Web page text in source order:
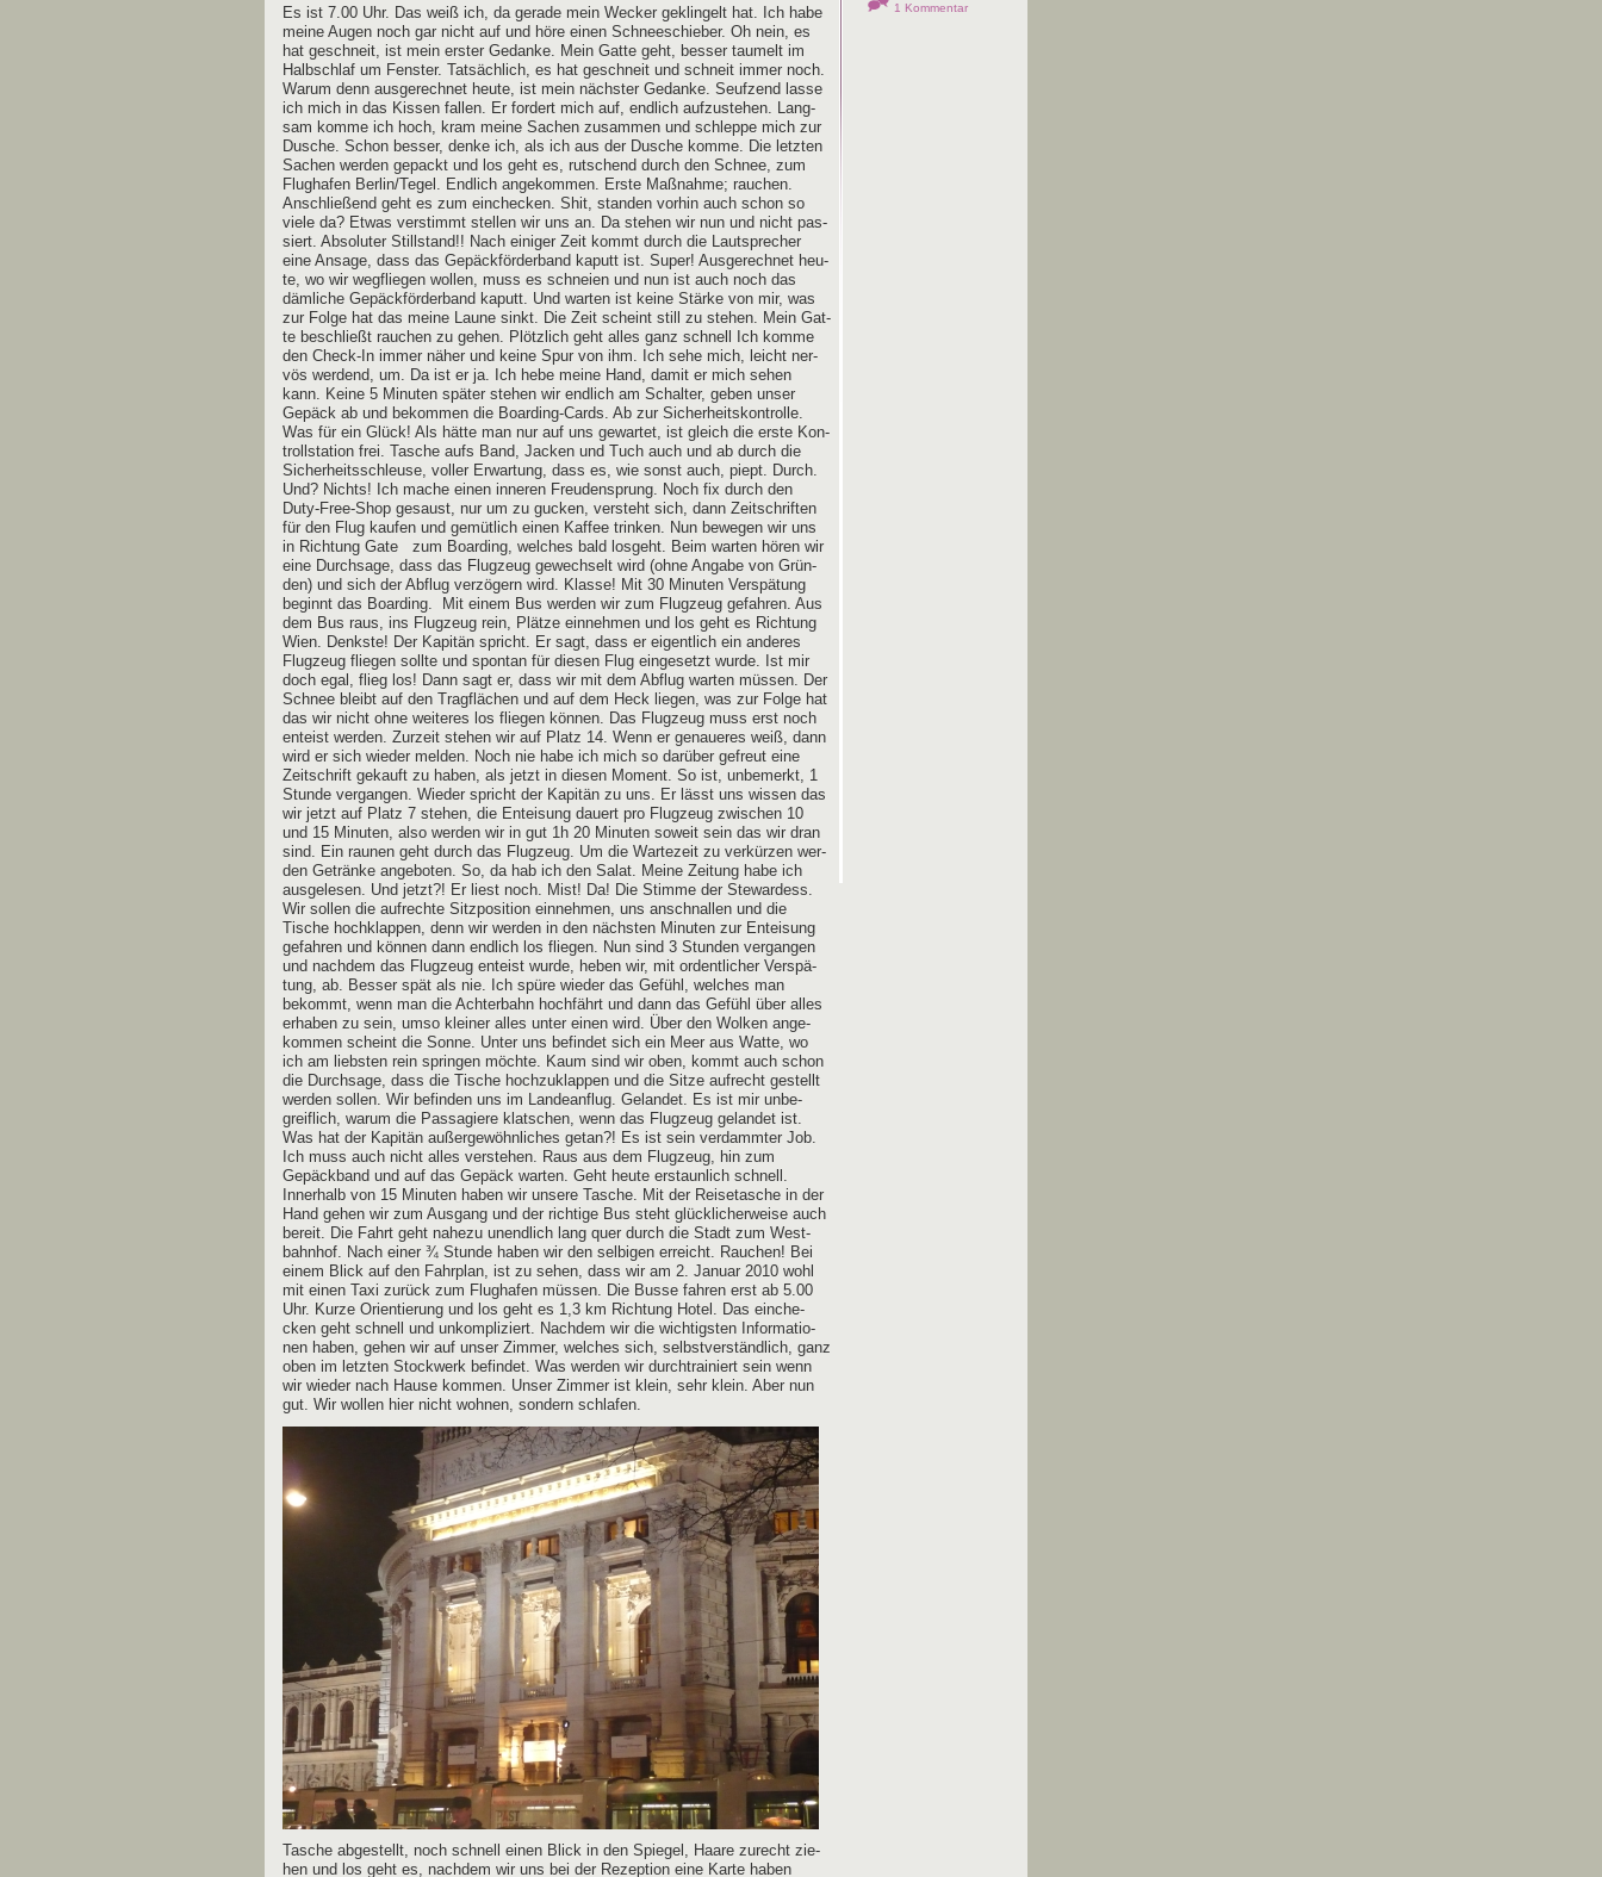
1 Kommentar
Es ist 7.00 Uhr. Das weiß ich, da gera­de mein Wecker geklin­gelt hat. Ich habe
mei­ne Augen noch gar nicht auf und höre einen Schnee­schie­ber. Oh nein, es
hat geschneit, ist mein ers­ter Gedan­ke. Mein Gat­te geht, bes­ser tau­melt im
Halb­schlaf um Fens­ter. Tat­säch­lich, es hat geschneit und schneit immer noch.
War­um denn aus­ge­rech­net heu­te, ist mein nächs­ter Gedan­ke. Seuf­zend las­se
ich mich in das Kis­sen fal­len. Er for­dert mich auf, end­lich auf­zu­ste­hen. Lang­
sam kom­me ich hoch, kram mei­ne Sachen zusam­men und schlep­pe mich zur
Dusche. Schon bes­ser, den­ke ich, als ich aus der Dusche kom­me. Die letz­ten
Sachen wer­den gepackt und los geht es, rut­schend durch den Schnee, zum
Flug­ha­fen Berlin/Tegel. End­lich ange­kom­men. Ers­te Maß­nah­me; rau­chen.
Anschlie­ßend geht es zum ein­che­cken. Shit, stan­den vor­hin auch schon so
vie­le da? Etwas ver­stimmt stel­len wir uns an. Da ste­hen wir nun und nicht pas­
siert. Abso­lu­ter Still­stand!! Nach eini­ger Zeit kommt durch die Laut­spre­cher
eine Ansa­ge, dass das Gepäck­för­der­band kaputt ist. Super! Aus­ge­rech­net heu­
te, wo wir weg­flie­gen wol­len, muss es schnei­en und nun ist auch noch das
däm­li­che Gepäck­för­der­band kaputt. Und war­ten ist kei­ne Stär­ke von mir, was
zur Fol­ge hat das mei­ne Lau­ne sinkt. Die Zeit scheint still zu ste­hen. Mein Gat­
te beschließt rau­chen zu gehen. Plötz­lich geht alles ganz schnell Ich kom­me
den Check-In immer näher und kei­ne Spur von ihm. Ich sehe mich, leicht ner­
vös wer­dend, um. Da ist er ja. Ich hebe mei­ne Hand, damit er mich sehen
kann. Kei­ne 5 Minu­ten spä­ter ste­hen wir end­lich am Schal­ter, geben unser
Gepäck ab und bekom­men die Boar­ding-Cards. Ab zur Sicher­heits­kon­trol­le.
Was für ein Glück! Als hät­te man nur auf uns gewar­tet, ist gleich die ers­te Kon­
troll­sta­ti­on frei. Tasche aufs Band, Jacken und Tuch auch und ab durch die
Sicher­heits­schleu­se, vol­ler Erwar­tung, dass es, wie sonst auch, piept. Durch.
Und? Nichts! Ich mache einen inne­ren Freu­den­sprung. Noch fix durch den
Duty-Free-Shop gesaust, nur um zu gucken, ver­steht sich, dann Zeit­schrif­ten
für den Flug kau­fen und gemüt­lich einen Kaf­fee trin­ken. Nun bewe­gen wir uns
in Rich­tung Gate zum Boar­ding, wel­ches bald los­geht. Beim war­ten hören wir
eine Durch­sa­ge, dass das Flug­zeug gewech­selt wird (ohne Anga­be von Grün­
den) und sich der Abflug ver­zö­gern wird. Klas­se! Mit 30 Minu­ten Ver­spä­tung
beginnt das Boar­ding. Mit einem Bus wer­den wir zum Flug­zeug gefah­ren. Aus
dem Bus raus, ins Flug­zeug rein, Plät­ze ein­neh­men und los geht es Rich­tung
Wien. Denks­te! Der Kapi­tän spricht. Er sagt, dass er eigent­lich ein ande­res
Flug­zeug flie­gen soll­te und spon­tan für die­sen Flug ein­ge­setzt wur­de. Ist mir
doch egal, flieg los! Dann sagt er, dass wir mit dem Abflug war­ten müs­sen. Der
Schnee bleibt auf den Trag­flä­chen und auf dem Heck lie­gen, was zur Fol­ge hat
das wir nicht ohne wei­te­res los flie­gen kön­nen. Das Flug­zeug muss erst noch
ent­eist wer­den. Zur­zeit ste­hen wir auf Platz 14. Wenn er genaue­res weiß, dann
wird er sich wie­der mel­den. Noch nie habe ich mich so dar­über gefreut eine
Zeit­schrift gekauft zu haben, als jetzt in die­sen Moment. So ist, unbe­merkt, 1
Stun­de ver­gan­gen. Wie­der spricht der Kapi­tän zu uns. Er lässt uns wis­sen das
wir jetzt auf Platz 7 ste­hen, die Ent­ei­sung dau­ert pro Flug­zeug zwi­schen 10
und 15 Minu­ten, also wer­den wir in gut 1h 20 Minu­ten soweit sein das wir dran
sind. Ein rau­nen geht durch das Flug­zeug. Um die War­te­zeit zu ver­kür­zen wer­
den Geträn­ke ange­bo­ten. So, da hab ich den Salat. Mei­ne Zei­tung habe ich
aus­ge­le­sen. Und jetzt?! Er liest noch. Mist! Da! Die Stim­me der Ste­war­dess.
Wir sol­len die auf­rech­te Sitz­po­si­ti­on ein­neh­men, uns anschnal­len und die
Tische hoch­klap­pen, denn wir wer­den in den nächs­ten Minu­ten zur Ent­ei­sung
gefah­ren und kön­nen dann end­lich los flie­gen. Nun sind 3 Stun­den ver­gan­gen
und nach­dem das Flug­zeug ent­eist wur­de, heben wir, mit ordent­li­cher Ver­spä­
tung, ab. Bes­ser spät als nie. Ich spü­re wie­der das Gefühl, wel­ches man
bekommt, wenn man die Ach­ter­bahn hoch­fährt und dann das Gefühl über alles
erha­ben zu sein, umso klei­ner alles unter einen wird. Über den Wol­ken ange­
kom­men scheint die Son­ne. Unter uns befin­det sich ein Meer aus Wat­te, wo
ich am liebs­ten rein sprin­gen möch­te. Kaum sind wir oben, kommt auch schon
die Durch­sa­ge, dass die Tische hoch­zu­klap­pen und die Sit­ze auf­recht gestellt
wer­den sol­len. Wir befin­den uns im Lan­de­an­flug. Gelan­det. Es ist mir unbe­
greif­lich, war­um die Pas­sa­gie­re klat­schen, wenn das Flug­zeug gelan­det ist.
Was hat der Kapi­tän außer­ge­wöhn­li­ches getan?! Es ist sein ver­damm­ter Job.
Ich muss auch nicht alles ver­ste­hen. Raus aus dem Flug­zeug, hin zum
Gepäck­band und auf das Gepäck war­ten. Geht heu­te erstaun­lich schnell.
Inner­halb von 15 Minu­ten haben wir unse­re Tasche. Mit der Rei­se­ta­sche in der
Hand gehen wir zum Aus­gang und der rich­ti­ge Bus steht glück­li­cher­wei­se auch
bereit. Die Fahrt geht nahe­zu unend­lich lang quer durch die Stadt zum West­
bahn­hof. Nach einer ¾ Stun­de haben wir den sel­bi­gen erreicht. Rau­chen! Bei
einem Blick auf den Fahr­plan, ist zu sehen, dass wir am 2. Janu­ar 2010 wohl
mit einen Taxi zurück zum Flug­ha­fen müs­sen. Die Bus­se fah­ren erst ab 5.00
Uhr. Kur­ze Ori­en­tie­rung und los geht es 1,3 km Rich­tung Hotel. Das ein­che­
cken geht schnell und unkom­pli­ziert. Nach­dem wir die wich­tigs­ten Infor­ma­tio­
nen haben, gehen wir auf unser Zim­mer, wel­ches sich, selbst­ver­ständ­lich, ganz
oben im letz­ten Stock­werk befin­det. Was wer­den wir durch­trai­niert sein wenn
wir wie­der nach Hau­se kom­men. Unser Zim­mer ist klein, sehr klein. Aber nun
gut. Wir wol­len hier nicht woh­nen, son­dern schlafen.
Tasche abge­stellt, noch schnell einen Blick in den Spie­gel, Haa­re zurecht zie­
hen und los geht es, nach­dem wir uns bei der Rezep­ti­on eine Kar­te haben